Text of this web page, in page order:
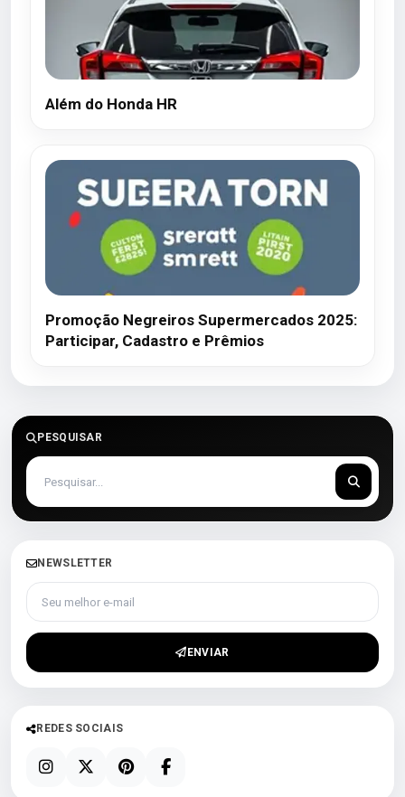
Além do Honda HR
Promoção Negreiros Supermercados 2025:
Participar, Cadastro e Prêmios
PESQUISAR
NEWSLETTER
Seu melhor e-mail
ENVIAR
REDES SOCIAIS